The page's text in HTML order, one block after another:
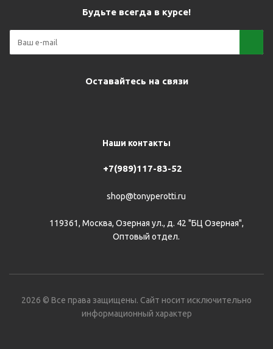
Будьте всегда в курсе!
Оставайтесь на связи
Наши контакты
+7(989)117-83-52
shop@tonyperotti.ru
119361, Москва, Озерная ул., д. 42 "БЦ Озерная",
Оптовый отдел.
2026 © Все права защищены. Сайт носит исключительно
информационный характер